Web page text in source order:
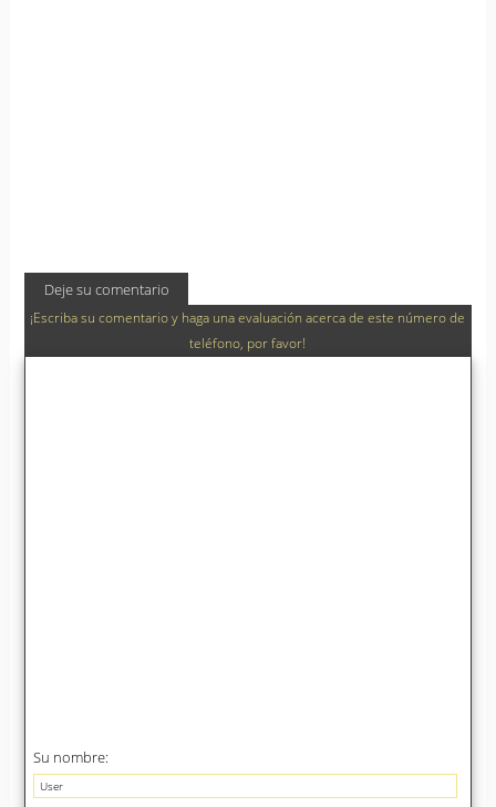
Deje su comentario
¡Escriba su comentario y haga una evaluación acerca de este número de
teléfono, por favor!
Su nombre: